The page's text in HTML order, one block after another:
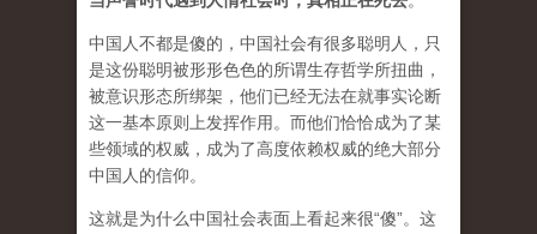
中国人不都是傻的，中国社会有很多聪明人，只
是这份聪明被形形色色的所谓生存哲学所扭曲，
被意识形态所绑架，他们已经无法在就事实论断
这一基本原则上发挥作用。而他们恰恰成为了某
些领域的权威，成为了高度依赖权威的绝大部分
中国人的信仰。
这就是为什么中国社会表面上看起来很“傻”。这